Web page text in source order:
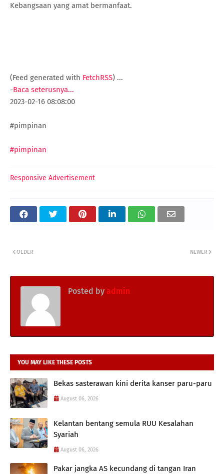
Kebangsaan yang amat bermanfaat.
(Feed generated with FetchRSS) ...
-Baca seterusnya...
2023-02-16 08:08:00
#pimpinan
#pimpinan
Responsive Advertisement
NEWER
OLDER
Posted by admin
YOU MAY LIKE THESE POSTS
Bekas sasterawan kini derita kanser paru-paru
August 06, 2026
Kelantan bentang semula RUU Kesalahan
Syariah
August 06, 2026
Pakar jangka AS kecundang di tangan Iran